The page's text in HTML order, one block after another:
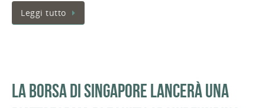
Leggi tutto
La borsa di Singapore lancerà una